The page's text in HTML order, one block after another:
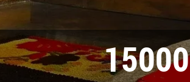
15000